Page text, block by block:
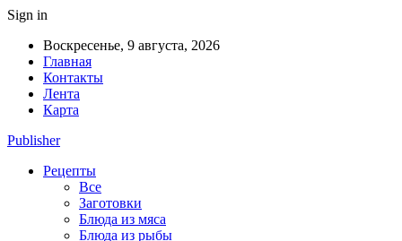
Sign in
Воскресенье, 9 августа, 2026
Главная
Контакты
Лента
Карта
Publisher
Рецепты
Все
Заготовки
Блюда из мяса
Блюда из рыбы